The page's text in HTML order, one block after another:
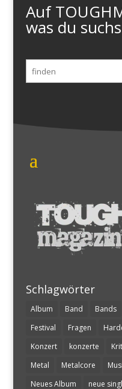
Auf
was du
Suchen
nach:
Schlagwörter
Album Band Bands
Festival
Fragen
Konzert
konzerte
Metal
Metalcore
Neues Album
neue